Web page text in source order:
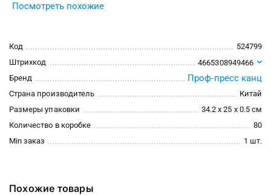
Посмотреть похожие
Код
524799
Штрихкод
4665308949466
Бренд
Проф-пресс канц
Страна производитель
Китай
Размеры упаковки
34.2 x 25 x 0.5 см
Количество в коробке
80
Min заказ
1 шт.
Похожие товары